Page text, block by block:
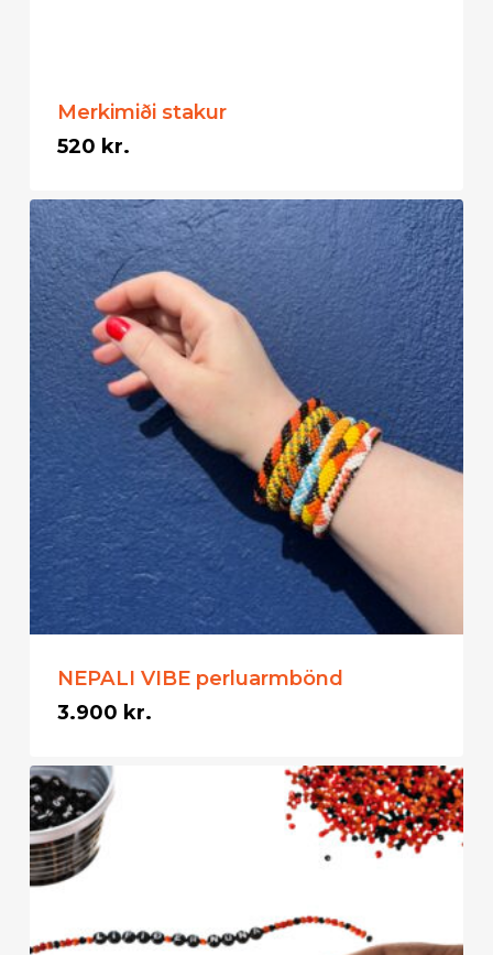
Merkimiði stakur
520 kr.
NEPALI VIBE perluarmbönd
3.900 kr.